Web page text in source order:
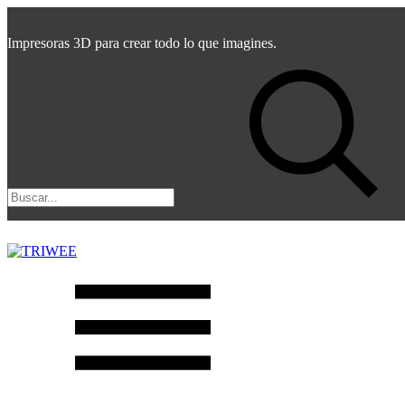
Impresoras 3D para crear todo lo que imagines.